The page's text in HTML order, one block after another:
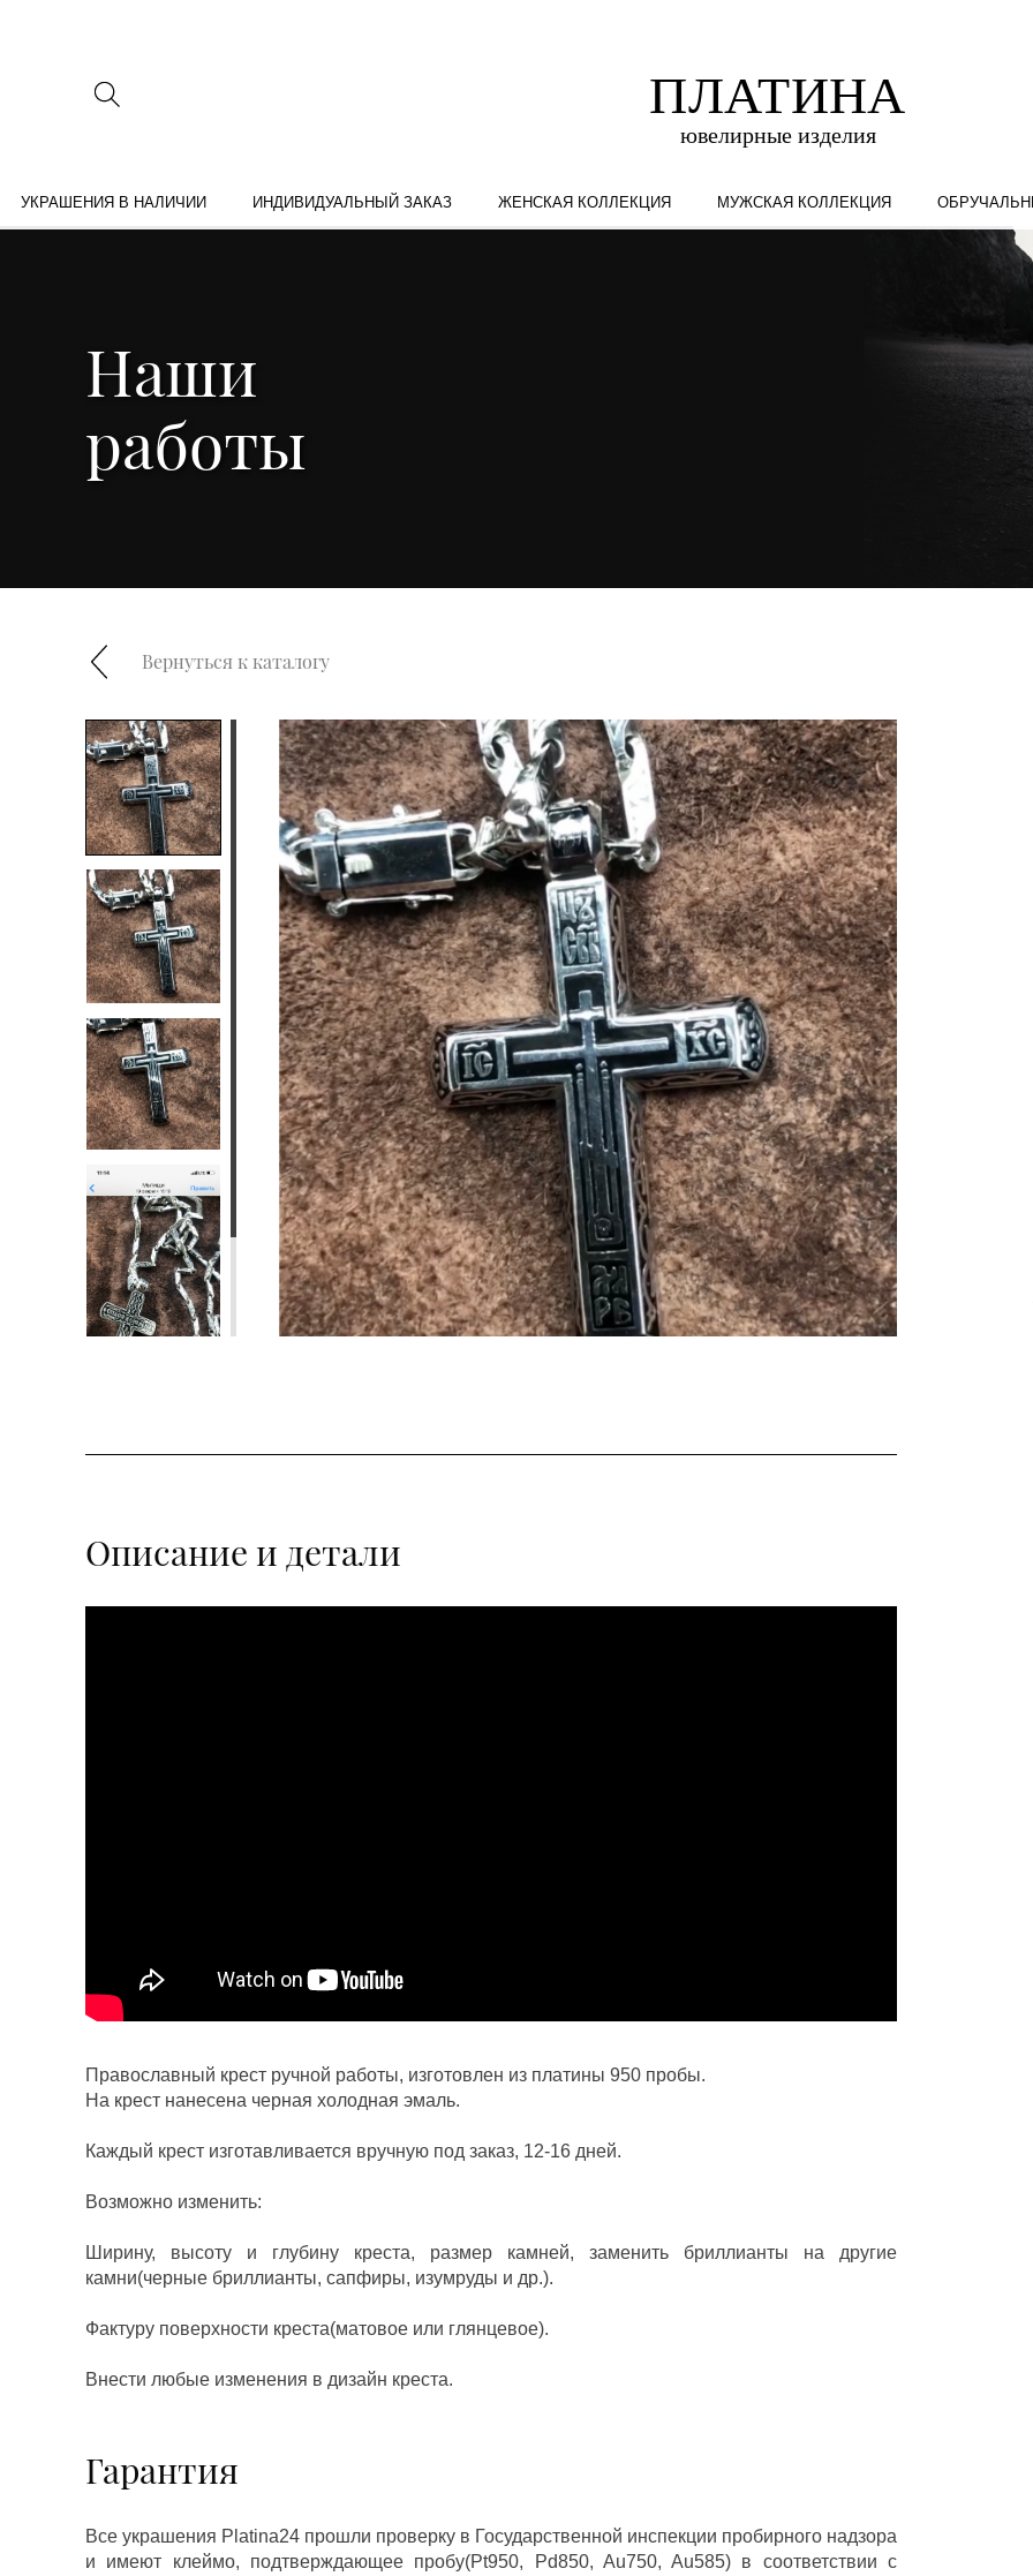
УКРАШЕНИЯ В НАЛИЧИИ ИНДИВИДУАЛЬНЫЙ ЗАКАЗ ЖЕНСКАЯ КОЛЛЕКЦИЯ МУЖСКАЯ КОЛЛЕКЦИЯ
Наши
работы
Вернуться к каталогу
Описание и детали
Православный крест ручной работы, изготовлен из платины 950 пробы.
На крест нанесена черная холодная эмаль.
Каждый крест изготавливается вручную под заказ, 12-16 дней.
Возможно изменить:
Ширину, высоту и глубину креста, размер камней, заменить бриллианты на другие
камни(черные бриллианты, сапфиры, изумруды и др.).
Фактуру поверхности креста(матовое или глянцевое).
Внести любые изменения в дизайн креста.
Гарантия
Все украшения Platina24 прошли проверку в Государственной инспекции пробирного надзора
и имеют клеймо, подтверждающее пробу(Pt950, Pd850, Au750, Au585) в соответствии с